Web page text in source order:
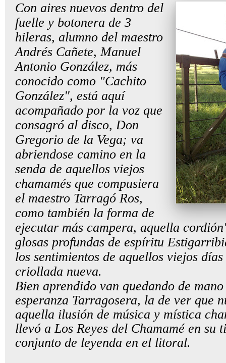
Con aires nuevos dentro del
fuelle y botonera de 3
hileras, alumno del maestro
Andrés Cañete, Manuel
Antonio González, más
conocido como "Cachito
González", está aquí
acompañado por la voz que
consagró al disco, Don
Gregorio de la Vega; va
abriendose camino en la
senda de aquellos viejos
chamamés que compusiera
el maestro Tarragó Ros,
como también la forma de
ejecutar más campera, aquella
glosas profundas de espíritu
los sentimientos de aquellos viejos
criollada nueva.
Bien aprendido van quedando de
esperanza Tarragosera, la de ver que
aquella ilusión de música y mística
llevó a Los Reyes del Chamamé en su
conjunto de leyenda en el litoral.